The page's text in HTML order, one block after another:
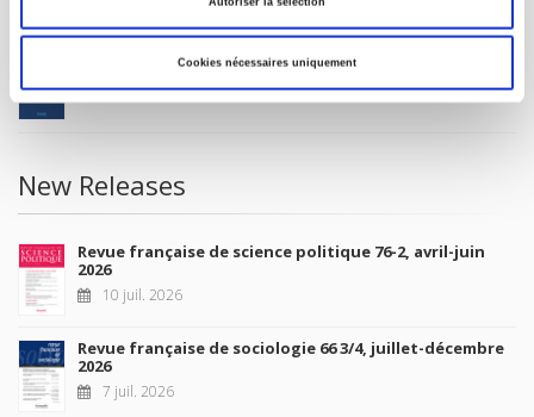
Cookies nécessaires uniquement
La France et l'Union européenne
4 sept. 2026
New Releases
Revue française de science politique 76-2, avril-juin
2026
10 juil. 2026
Revue française de sociologie 66 3/4, juillet-décembre
2026
7 juil. 2026